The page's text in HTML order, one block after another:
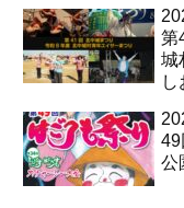
第
城
49
公